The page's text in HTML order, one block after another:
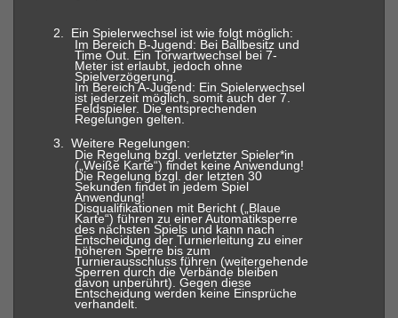
2.
Ein Spielerwechsel ist wie folgt möglich:
Im Bereich B-Jugend: Bei Ballbesitz und
Time Out. Ein Torwartwechsel bei 7-
Meter ist erlaubt, jedoch ohne
Spielverzögerung.
Im Bereich A-Jugend: Ein Spielerwechsel
ist jederzeit möglich, somit auch der 7.
Feldspieler. Die entsprechenden
Regelungen gelten.
3.
Weitere Regelungen:
Die Regelung bzgl. verletzter Spieler*in
(„Weiße Karte“) findet keine Anwendung!
Die Regelung bzgl. der letzten 30
Sekunden findet in jedem Spiel
Anwendung!
Disqualifikationen mit Bericht („Blaue
Karte“) führen zu einer Automatiksperre
des nächsten Spiels und kann nach
Entscheidung der Turnierleitung zu einer
höheren Sperre bis zum
Turnierausschluss führen (weitergehende
Sperren durch die Verbände bleiben
davon unberührt). Gegen diese
Entscheidung werden keine Einsprüche
verhandelt.